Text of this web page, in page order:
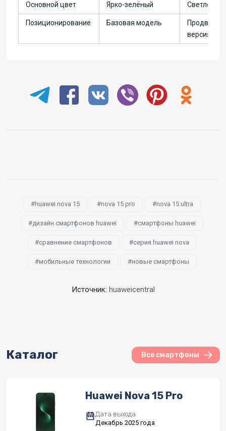
Основной цвет Ярко-зелёный Светло-
Позиционирование Базовая модель
версия
huawei nova 15 nova 15 pro nova 15 ultra
дизайн смартфонов huawei смартфоны huawei
сравнение смартфонов серия huawei nova
мобильные технологии новые смартфоны
Источник: huaweicentral
Каталог Все смартфоны
Huawei Nova 15 Pro
Дата выхода
Декабрь 2025 года